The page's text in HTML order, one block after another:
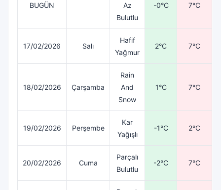
BUGÜN
Az
Bulutlu
-0°C 7°C
17/02/2026 Salı
Hafif
Yağmur
2°C 7°C
18/02/2026 Çarşamba
Rain
And
Snow
1°C 7°C
19/02/2026 Perşembe
Kar
Yağışlı
-1°C 2°C
20/02/2026 Cuma
Parçalı
Bulutlu
-2°C 7°C